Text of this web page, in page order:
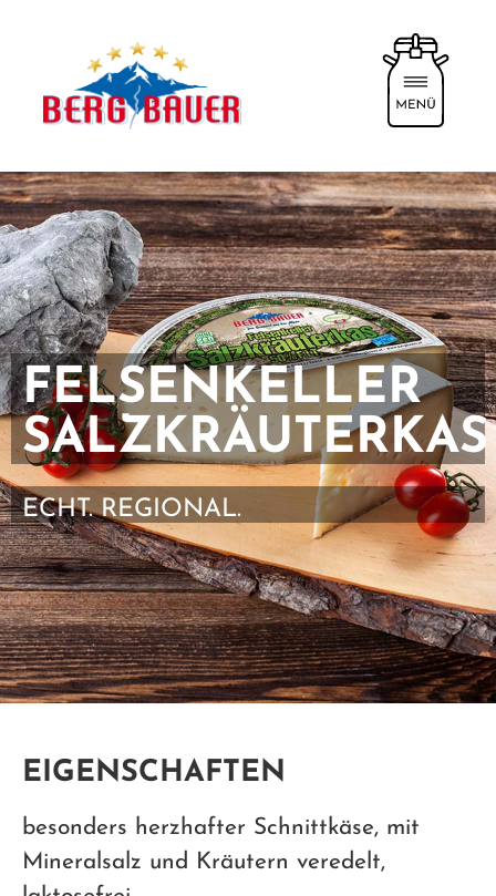
FELSENKELLER
SALZKRÄUTERKAS
ECHT. REGIONAL.
EIGENSCHAFTEN
besonders herzhafter Schnittkäse, mit
Mineralsalz und Kräutern veredelt,